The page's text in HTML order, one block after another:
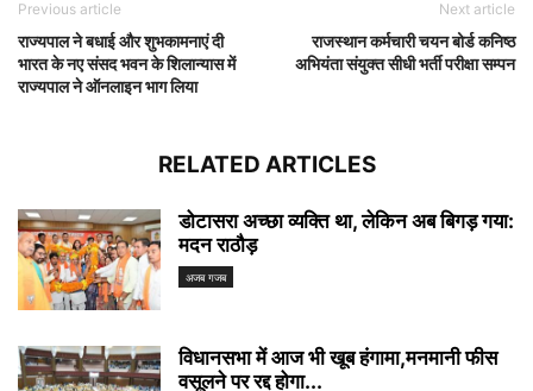
Previous article
राज्यपाल ने बधाई और शुभकामनाएं दी
भारत के नए संसद भवन के शिलान्यास में
राज्यपाल ने ऑनलाइन भाग लिया
Next article
राजस्थान कर्मचारी चयन बोर्ड कनिष्ठ
अभियंता संयुक्त सीधी भर्ती परीक्षा सम्पन
RELATED ARTICLES
डोटासरा अच्छा व्यक्ति था, लेकिन अब बिगड़ गया:
मदन राठौड़
अजब गजब
विधानसभा में आज भी खूब हंगामा,मनमानी फीस
वसूलने पर रद्द होगा...